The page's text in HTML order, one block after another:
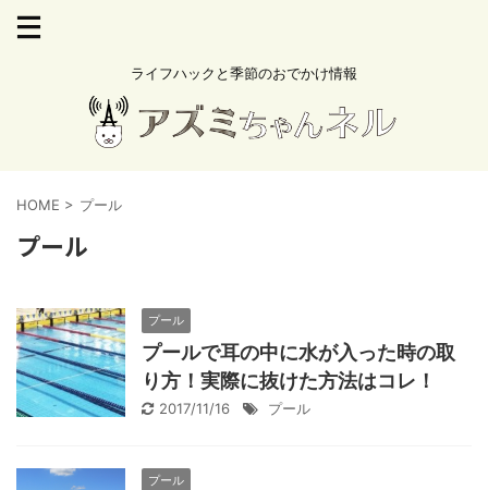
ライフハックと季節のおでかけ情報
HOME > プール
プール
プール
プールで耳の中に水が入った時の取
り方！実際に抜けた方法はコレ！
2017/11/16 プール
プール